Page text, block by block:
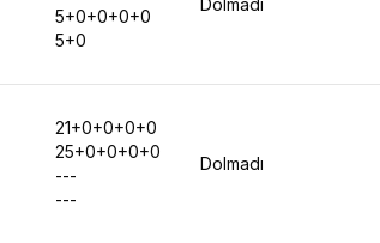
5+0+0+0+0
5+0
Dolmadı
21+0+0+0+0
25+0+0+0+0
---
---
Dolmadı